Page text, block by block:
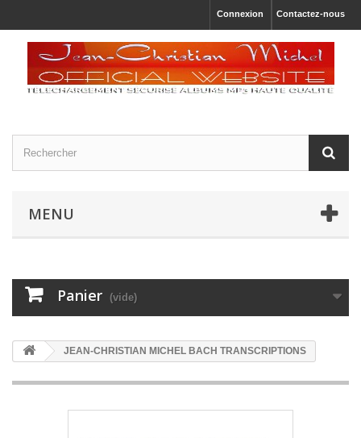
Contactez-nous
Connexion
MENU
Panier (vide)
JEAN-CHRISTIAN MICHEL BACH TRANSCRIPTIONS